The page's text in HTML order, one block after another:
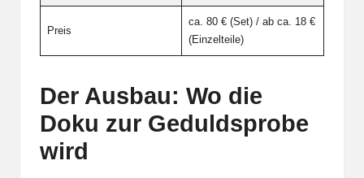
Preis
ca. 80 € (Set) / ab ca. 18 €
(Einzelteile)
Der Ausbau: Wo die
Doku zur Geduldsprobe
wird